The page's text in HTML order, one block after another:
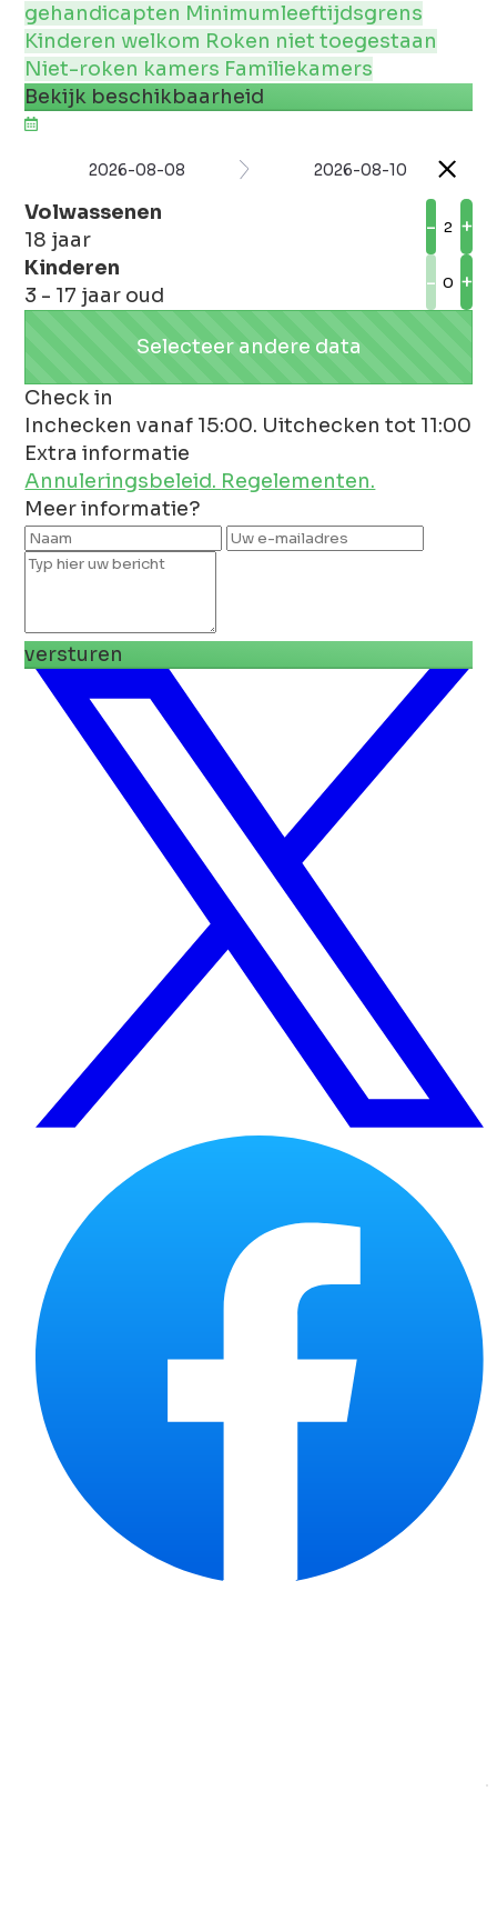
gehandicapten Minimumleeftijdsgrens
Kinderen welkom Roken niet toegestaan
Niet-roken kamers Familiekamers
Bekijk beschikbaarheid
2026-08-08 2026-08-10
Volwassenen
18 jaar
-
+
Kinderen
3 - 17 jaar oud
- +
Selecteer andere data
Check in
Inchecken vanaf 15:00. Uitchecken tot 11:00
Extra informatie
Annuleringsbeleid. Regelementen.
Meer informatie?
versturen